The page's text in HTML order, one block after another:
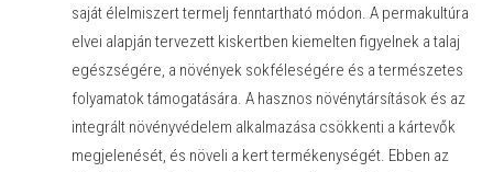
saját élelmiszert termelj fenntartható módon. A permakultúra
elvei alapján tervezett kiskertben kiemelten figyelnek a talaj
egészségére, a növények sokféleségére és a természetes
folyamatok támogatására. A hasznos növénytársítások és az
integrált növényvédelem alkalmazása csökkenti a kártevők
megjelenését, és növeli a kert termékenységét. Ebben az